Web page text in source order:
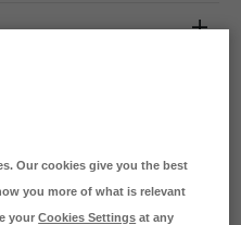
klimatet motsvarande
klimatavtryck
Our cookies give you the best
you more of what is relevant
yourCookies Settings at any